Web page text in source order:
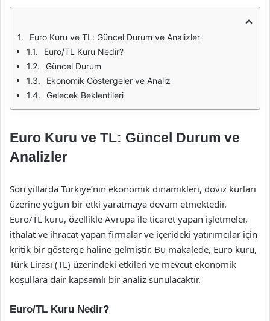
Euro Kuru ve TL: Güncel Durum ve Analizler
Euro/TL Kuru Nedir?
Güncel Durum
Ekonomik Göstergeler ve Analiz
Gelecek Beklentileri
Euro Kuru ve TL: Güncel Durum ve
Analizler
Son yıllarda Türkiye’nin ekonomik dinamikleri, döviz kurları
üzerine yoğun bir etki yaratmaya devam etmektedir.
Euro/TL kuru, özellikle Avrupa ile ticaret yapan işletmeler,
ithalat ve ihracat yapan firmalar ve içerideki yatırımcılar için
kritik bir gösterge haline gelmiştir. Bu makalede, Euro kuru,
Türk Lirası (TL) üzerindeki etkileri ve mevcut ekonomik
koşullara dair kapsamlı bir analiz sunulacaktır.
Euro/TL Kuru Nedir?